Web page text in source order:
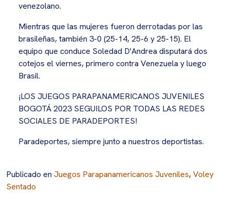
venezolano.
Mientras que las mujeres fueron derrotadas por las
brasileñas, también 3-0 (25-14, 25-6 y 25-15). El
equipo que conduce Soledad D'Andrea disputará dos
cotejos el viernes, primero contra Venezuela y luego
Brasil.
¡LOS JUEGOS PARAPANAMERICANOS JUVENILES
BOGOTÁ 2023 SEGUILOS POR TODAS LAS REDES
SOCIALES DE PARADEPORTES!
Paradeportes, siempre junto a nuestros deportistas.
Publicado en Juegos Parapanamericanos Juveniles,Voley
Sentado